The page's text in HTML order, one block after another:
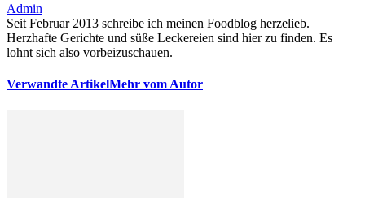
Admin
Seit Februar 2013 schreibe ich meinen Foodblog herzelieb.
Herzhafte Gerichte und süße Leckereien sind hier zu finden. Es
lohnt sich also vorbeizuschauen.
Verwandte ArtikelMehr vom Autor